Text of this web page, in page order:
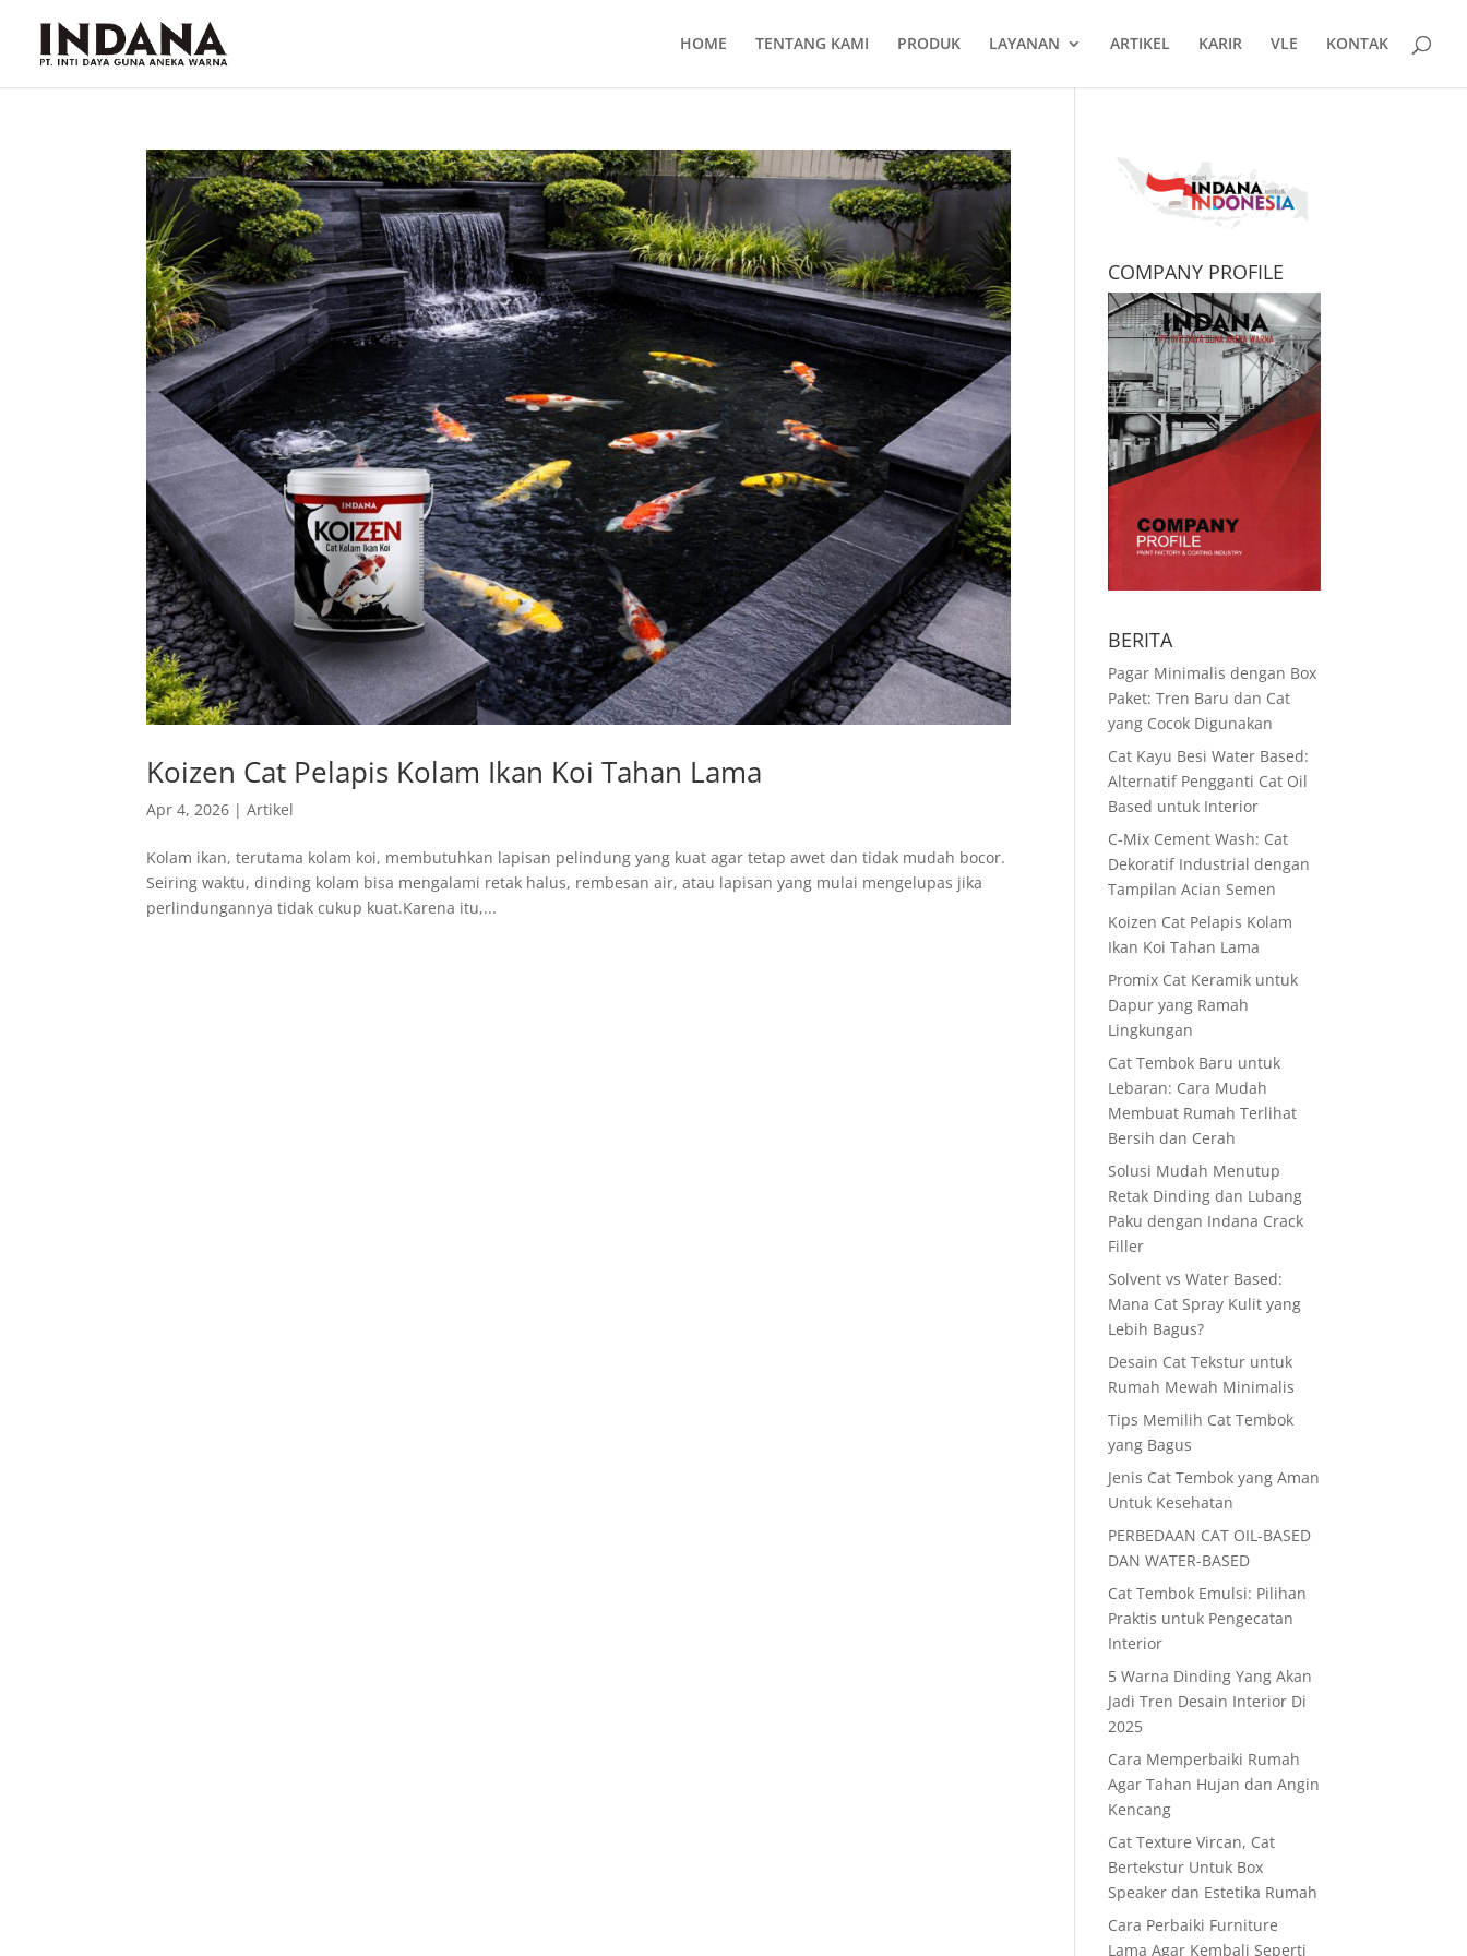
HOME TENTANG KAMI PRODUK LAYANAN ARTIKEL KARIR VLE KONTAK
Koizen Cat Pelapis Kolam Ikan Koi Tahan Lama
Apr 4, 2026 |Artikel
Kolam ikan, terutama kolam koi, membutuhkan lapisan pelindung yang kuat agar tetap awet dan tidak mudah bocor.
Seiring waktu, dinding kolam bisa mengalami retak halus, rembesan air, atau lapisan yang mulai mengelupas jika
perlindungannya tidak cukup kuat.Karena itu,...
COMPANY PROFILE
BERITA
Pagar Minimalis dengan Box
Paket: Tren Baru dan Cat
yang Cocok Digunakan
Cat Kayu Besi Water Based:
Alternatif Pengganti Cat Oil
Based untuk Interior
C-Mix Cement Wash: Cat
Dekoratif Industrial dengan
Tampilan Acian Semen
Koizen Cat Pelapis Kolam
Ikan Koi Tahan Lama
Promix Cat Keramik untuk
Dapur yang Ramah
Lingkungan
Cat Tembok Baru untuk
Lebaran: Cara Mudah
Membuat Rumah Terlihat
Bersih dan Cerah
Solusi Mudah Menutup
Retak Dinding dan Lubang
Paku dengan Indana Crack
Filler
Solvent vs Water Based:
Mana Cat Spray Kulit yang
Lebih Bagus?
Desain Cat Tekstur untuk
Rumah Mewah Minimalis
Tips Memilih Cat Tembok
yang Bagus
Jenis Cat Tembok yang Aman
Untuk Kesehatan
PERBEDAAN CAT OIL-BASED
DAN WATER-BASED
Cat Tembok Emulsi: Pilihan
Praktis untuk Pengecatan
Interior
5 Warna Dinding Yang Akan
Jadi Tren Desain Interior Di
2025
Cara Memperbaiki Rumah
Agar Tahan Hujan dan Angin
Kencang
Cat Texture Vircan, Cat
Bertekstur Untuk Box
Speaker dan Estetika Rumah
Cara Perbaiki Furniture
Lama Agar Kembali Seperti